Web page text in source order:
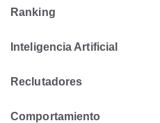
Ranking
Inteligencia Artificial
Reclutadores
Comportamiento